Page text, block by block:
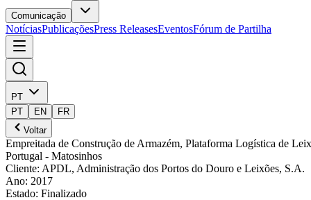
Comunicação
NotíciasPublicaçõesPress ReleasesEventosFórum de Partilha
PT
PT
EN
FR
Voltar
Empreitada de Construção de Armazém, Plataforma Logística de
Portugal - Matosinhos
Cliente: APDL, Administração dos Portos do Douro e Leixões, S.A.
Ano: 2017
Estado: Finalizado